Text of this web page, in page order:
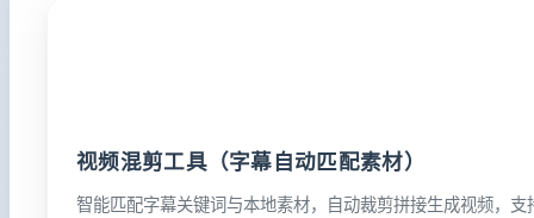
视频混剪工具（字幕自动匹配素材）
智能匹配字幕关键词与本地素材，自动裁剪拼接生成视频，支